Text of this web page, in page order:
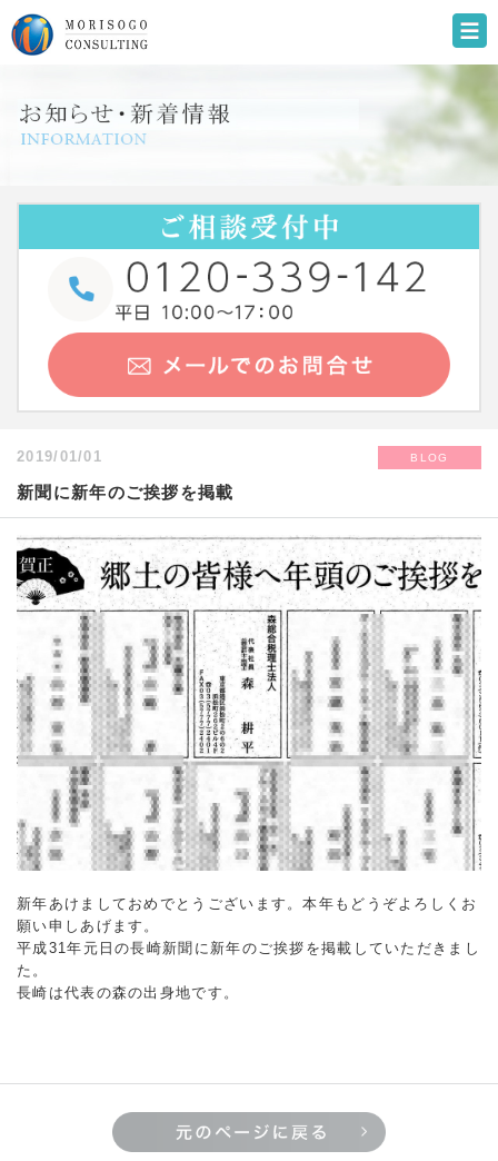
2019/01/01 BLOG
新聞に新年のご挨拶を掲載
新年あけましておめでとうございます。本年もどうぞよろしくお
願い申しあげます。
平成31年元日の長崎新聞に新年のご挨拶を掲載していただきまし
た。
長崎は代表の森の出身地です。